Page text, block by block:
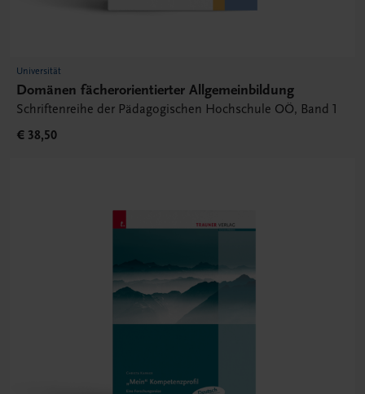
Universität
Domänen fächerorientierter Allgemeinbildung
Schriftenreihe der Pädagogischen Hochschule OÖ, Band 1
€ 38,50